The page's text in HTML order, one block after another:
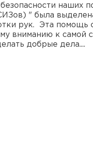
наших
" была
рук. Эта помощь
вниманию к самой
добрые дела....